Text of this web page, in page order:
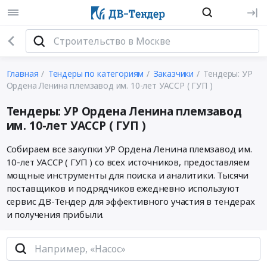
Главная Тендеры по категориям Заказчики
Тендеры: УР
Ордена Ленина племзавод им. 10-лет УАССР ( ГУП )
Тендеры: УР Ордена Ленина племзавод
им. 10-лет УАССР ( ГУП )
Собираем все закупки УР Ордена Ленина племзавод им.
10-лет УАССР ( ГУП ) со всех источников, предоставляем
мощные инструменты для поиска и аналитики. Тысячи
поставщиков и подрядчиков ежедневно используют
сервис ДВ-Тендер для эффективного участия в тендерах
и получения прибыли.